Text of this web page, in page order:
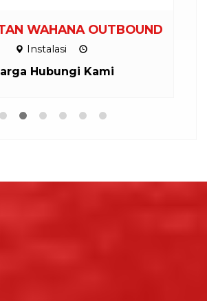
WAHANA OUTBOUND
Instalasi
Hubungi Kami